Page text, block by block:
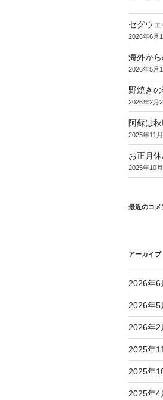
セグウ
2026年6月
海外か
2026年5月
野焼き
2026年2月
阿蘇は
2025年11
お正月
2025年10
最近のコメ
アーカイブ
2026年6
2026年5
2026年2
2025年
2025年
2025年4